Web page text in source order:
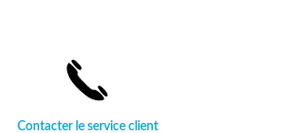
dès maintenant !
Contacter le service client